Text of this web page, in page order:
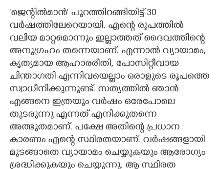
'ജെന്റിൽമാൻ' പുറത്തിറങ്ങിയിട്ട് 30
വർഷത്തിലേറെയായി. എന്റെ രൂപത്തിൽ
വലിയ മാറ്റമൊന്നും ഇല്ലാത്തത് ദൈവത്തിന്റെ
അനുഗ്രഹം തന്നെയാണ്. എന്നാൽ വ്യായാമം,
കൃത്യമായ ആഹാരരീതി, പോസിറ്റീവായ
ചിന്താഗതി എന്നിവയെല്ലാം ഒരാളുടെ രൂപത്തെ
സ്വാധീനിക്കുന്നുണ്ട്. സത്യത്തിൽ ഞാൻ
എങ്ങനെ ഇത്രയും വർഷം ഒരേപോലെ
തുടരുന്നു എന്നത് എനിക്കുതന്നെ
അത്ഭുതമാണ്. പക്ഷേ അതിന്റെ പ്രധാന
കാരണം എന്റെ സ്ഥിരതയാണ്. വർഷങ്ങളായി
മുടങ്ങാതെ വ്യായാമം ചെയ്യുകയും ആരോഗ്യം
ശ്രദ്ധിക്കുകയും ചെയ്യുന്നു. ആ സ്ഥിരത